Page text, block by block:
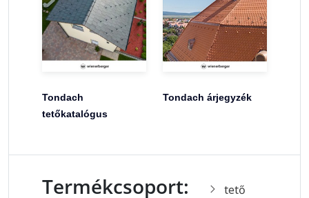
Tondach
tetőkatalógus
Tondach árjegyzék
Termékcsoport: tető